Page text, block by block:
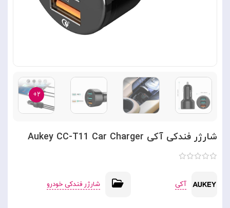
۲+
شارژر فندکی آکی Aukey CC-T11 Car Charger
آکی شارژر فندکی خودرو